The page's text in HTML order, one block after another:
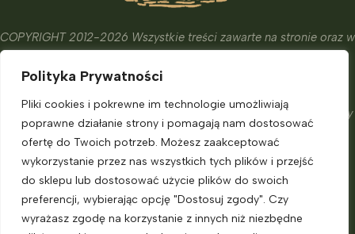
Polityka Prywatności
Pliki cookies i pokrewne im technologie umożliwiają
poprawne działanie strony i pomagają nam dostosować
ofertę do Twoich potrzeb. Możesz zaakceptować
wykorzystanie przez nas wszystkich tych plików i przejść
do sklepu lub dostosować użycie plików do swoich
preferencji, wybierając opcję "Dostosuj zgody". Czy
wyrażasz zgodę na korzystanie z innych niż niezbędne
COPYRIGHT 2012-2026 Wszystkie treści zawarte na stronie oraz w
edukacyjny, informacyjny oraz hobbistyczny.
chorobom. Nie zastąpią one porady eksperta, o którą powinniśmy
zadbać.
Informacje dla klienta
Moje konto
Polityka prywatności